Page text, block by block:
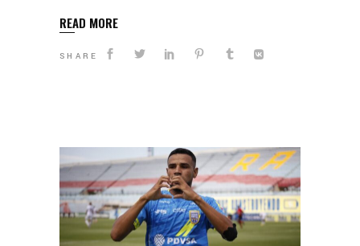
READ MORE
SHARE